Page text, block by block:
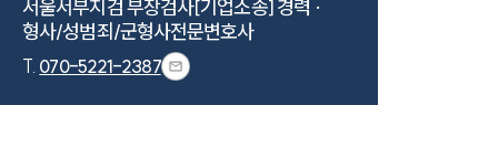
서울서부지검 부장검사[기업소송] 경력 ·
형사/성범죄/군형사전문변호사
T. 070-5221-2387